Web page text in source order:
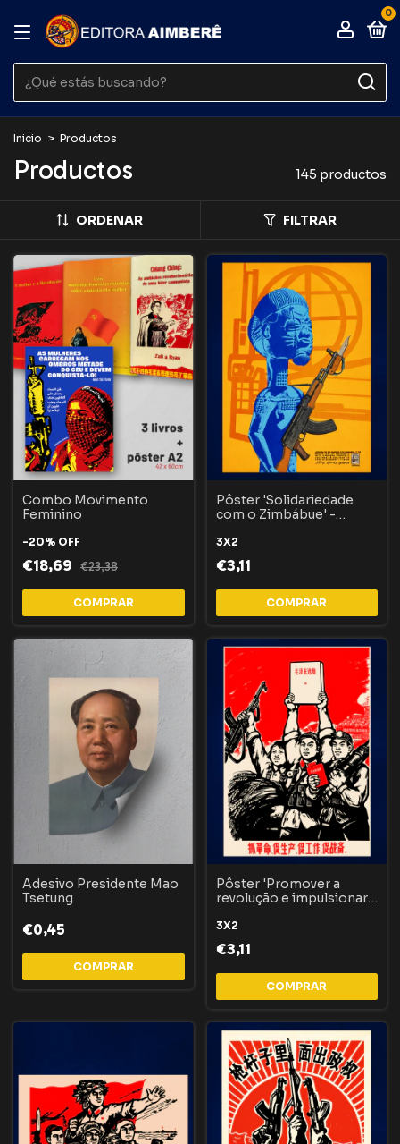
0
Inicio > Productos
Productos 145 productos
ORDENAR FILTRAR
Combo Movimento
Feminino
-20% OFF
€18,69 €23,38
Pôster 'Solidariedade
com o Zimbábue' -
3X2
€3,11
COMPRAR
Adesivo Presidente Mao
Tsetung
€0,45
Pôster 'Promover a
revolução e impulsionar a
3X2
€3,11
COMPRAR